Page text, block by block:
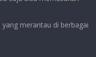
merantau di berbagai